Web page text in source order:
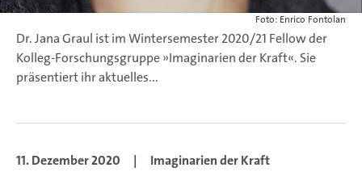
Foto: Enrico Fontolan
Dr. Jana Graul ist im Wintersemester 2020/21 Fellow der
Kolleg-Forschungsgruppe »Imaginarien der Kraft«. Sie
präsentiert ihr aktuelles...
11. Dezember 2020 | Imaginarien der Kraft